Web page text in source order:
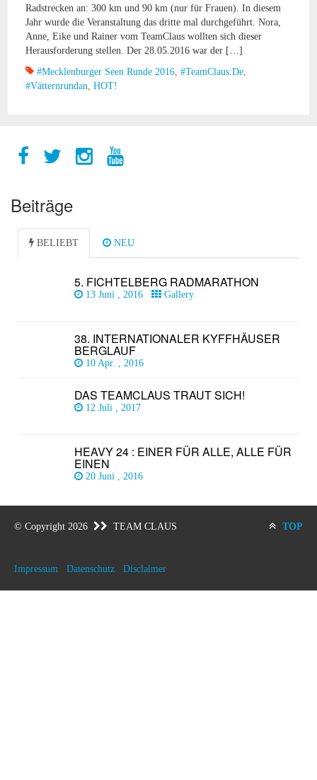
Radstrecken an: 300 km und 90 km (nur für Frauen). In diesem
Jahr wurde die Veranstaltung das dritte mal durchgeführt. Nora,
Anne, Eike und Rainer vom TeamClaus wollten sich dieser
Herausforderung stellen. Der 28.05.2016 war der […]
#Mecklenburger Seen Runde 2016, #TeamClaus.de,
#Vätternrundan, HOT!
Beiträge
BELIEBT NEU
5. FICHTELBERG RADMARATHON
13 Juni , 2016 Gallery
38. INTERNATIONALER KYFFHÄUSER
BERGLAUF
10 Apr. , 2016
DAS TEAMCLAUS TRAUT SICH!
12 Juli , 2017
HEAVY 24 : EINER FÜR ALLE, ALLE FÜR
EINEN
20 Juni , 2016
© Copyright 2026 TEAM CLAUS TOP
Impressum Datenschutz Disclaimer